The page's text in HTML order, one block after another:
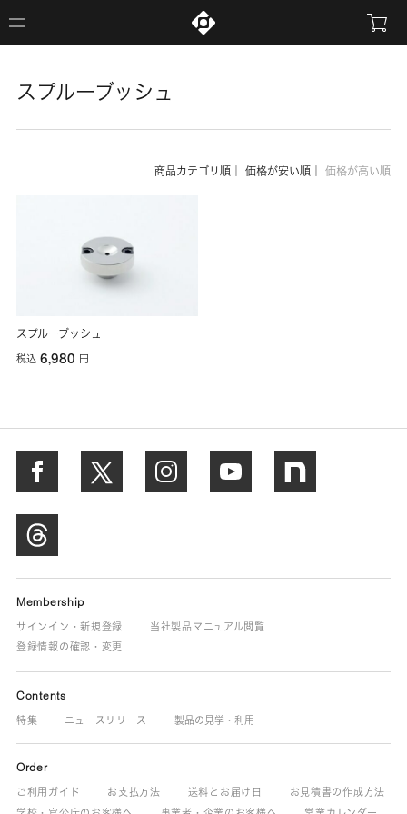
スプルーブッシュ
商品カテゴリ順 価格が安い順 価格が高い順
スプルーブッシュ
税込6,980 円
Membership
サインイン・新規登録
当社製品マニュアル閲覧
登録情報の確認・変更
Contents
特集 ニュースリリース 製品の見学・利用
Order
ご利用ガイド お支払方法 送料とお届け日
お見積書の作成方法